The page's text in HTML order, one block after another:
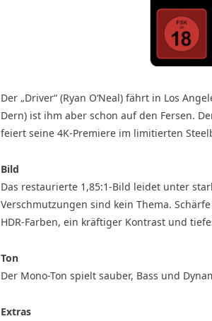
Der „Driver“ (Ryan O‘Neal) fährt in Los
Dern) ist ihm aber schon auf den Fersen.
feiert seine 4K-Premiere im limitierten
Bild
Das restaurierte 1,85:1-Bild leidet unter
Verschmutzungen sind kein Thema.
HDR-Farben, ein kräftiger Kontrast und
Ton
Der Mono-Ton spielt sauber, Bass und
Extras